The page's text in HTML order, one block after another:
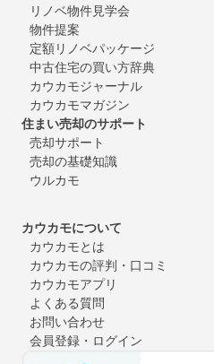
リノベ物件見学会
物件提案
定額リノベパッケージ
中古住宅の買い方辞典
カウカモジャーナル
カウカモマガジン
住まい売却のサポート
売却サポート
売却の基礎知識
ウルカモ
カウカモについて
カウカモとは
カウカモの評判・口コミ
カウカモアプリ
よくある質問
お問い合わせ
会員登録・ログイン